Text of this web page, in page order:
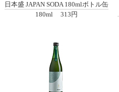
日本盛 JAPAN SODA 180mlボトル缶
180ml
313円